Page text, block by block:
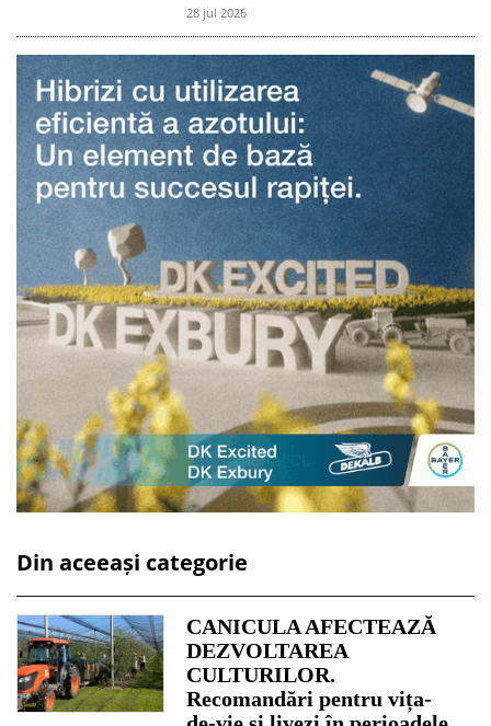
28 jul 2026
Din aceeași categorie
CANICULA AFECTEAZĂ
DEZVOLTAREA
CULTURILOR.
Recomandări pentru vița-